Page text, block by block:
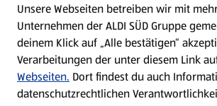
Nachhaltigkeit
Karriere
Unsere Webseiten betreiben wir mit
Unternehmen der ALDI SÜD Gruppe
deinem Klick auf „Alle bestätigen“
Verarbeitungen der unter diesem Link
Webseiten. Dort findest du auch
datenschutzrechtlichen